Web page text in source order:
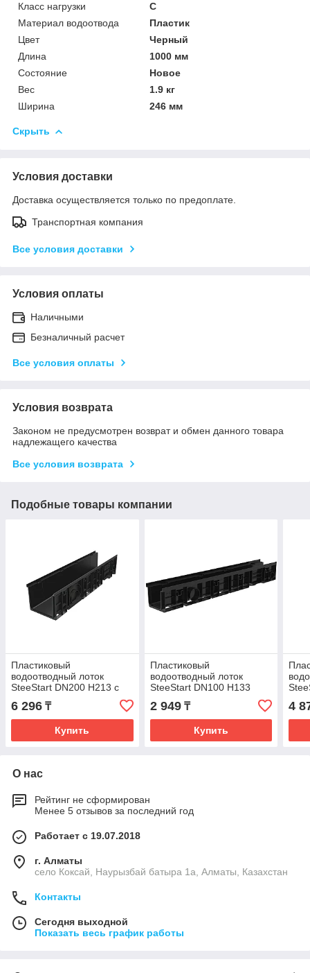
Класс нагрузки
С
Материал водоотвода
Пластик
Цвет
Черный
Длина
1000 мм
Состояние
Новое
Вес
1.9 кг
Ширина
246 мм
Скрыть
Условия доставки
Доставка осуществляется только по предоплате.
Транспортная компания
Все условия доставки
Условия оплаты
Наличными
Безналичный расчет
Все условия оплаты
Условия возврата
Законом не предусмотрен возврат и обмен данного товара
надлежащего качества
Все условия возврата
Подобные товары компании
Пластиковый
водоотводный лоток
SteeStart DN200 H213 с
6 296 ₸
Купить
Пластиковый
водоотводный лоток
SteeStart DN100 H133
2 949₸
Купить
4
О нас
Рейтинг не сформирован
Менее 5 отзывов за последний год
Работает с 19.07.2018
г. Алматы
село Коксай, Наурызбай батыра 1а, Алматы, Казахстан
Контакты
Сегодня выходной
Показать весь график работы